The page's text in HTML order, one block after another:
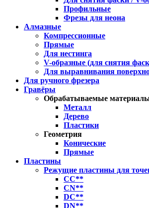
Профильные
Фрезы для неона
Алмазные
Компрессионные
Прямые
Для нестинга
V-образные (для снятия
Для выравнивания
Для ручного фрезера
Гравёры
Обрабатываемые
Металл
Дерево
Пластики
Геометрия
Конические
Прямые
Пластины
Режущие пластины для
CC**
CN**
DC**
DN**